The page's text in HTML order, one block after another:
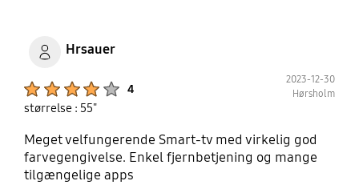
Hrsauer
4
2023-12-30
Hørsholm
størrelse : 55"
Meget velfungerende Smart-tv med virkelig god
farvegengivelse. Enkel fjernbetjening og mange
tilgængelige apps